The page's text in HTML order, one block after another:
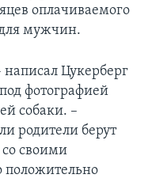
оплачиваемого
мужчин.
Цукерберг
фотографией
собаки. –
родители берут
со своими